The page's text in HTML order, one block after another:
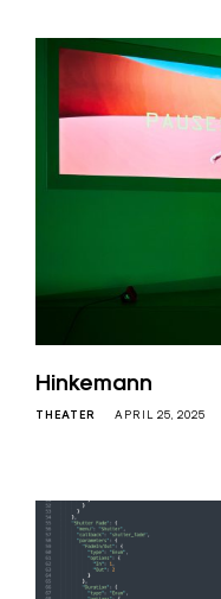
Hinkemann
THEATER APRIL 25, 2025